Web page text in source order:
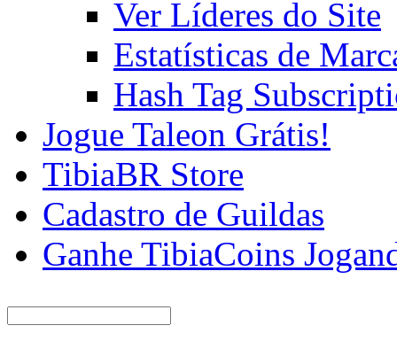
Ver Líderes do Site
Estatísticas de
Hash Tag
Jogue Taleon Grátis!
TibiaBR Store
Cadastro de Guildas
Ganhe TibiaCoins